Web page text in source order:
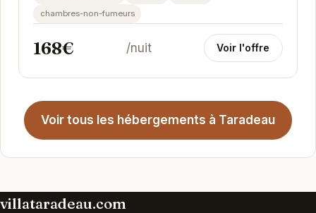
chambres-non-fumeurs
168€ /nuit Voir l'offre
Voir tous les hébergements à Taradeau
villataradeau.com